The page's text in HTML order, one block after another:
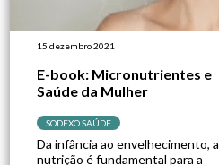
15 dezembro 2021
E-book: Micronutrientes e
Saúde da Mulher
SODEXO SAÚDE
Da infância ao envelhecimento, a
nutrição é fundamental para a